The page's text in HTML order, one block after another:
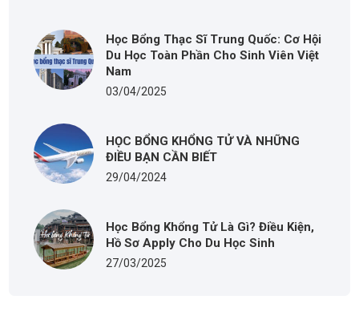
Học Bổng Thạc Sĩ Trung Quốc: Cơ Hội
Du Học Toàn Phần Cho Sinh Viên Việt
Nam
03/04/2025
HỌC BỔNG KHỔNG TỬ VÀ NHỮNG
ĐIỀU BẠN CẦN BIẾT
29/04/2024
Học Bổng Khổng Tử Là Gì? Điều Kiện,
Hồ Sơ Apply Cho Du Học Sinh
27/03/2025